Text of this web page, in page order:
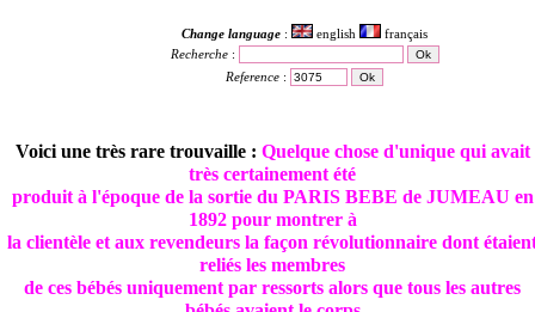
Change language : english
français
Recherche:
Reference :
Voici une très rare trouvaille : Quelque chose d'unique qui avait
très certainement été
produit à l'époque de la sortie du PARIS BEBE de JUMEAU en
1892 pour montrer à
la clientèle et aux revendeurs la façon révolutionnaire dont
reliés les membres
de ces bébés uniquement par ressorts alors que tous les autres